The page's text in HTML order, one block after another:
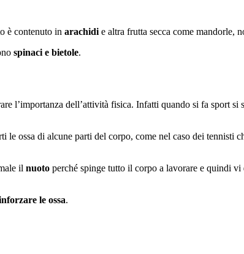
è contenuto in arachidi e altra frutta secca come mandorle,
spinaci e bietole.
l’importanza dell’attività fisica. Infatti quando si fa sport si
ossa di alcune parti del corpo, come nel caso dei tennisti
il nuoto perché spinge tutto il corpo a lavorare e quindi
le ossa.